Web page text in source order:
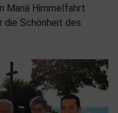
Mariä Himmelfahrt
die Schönheit des